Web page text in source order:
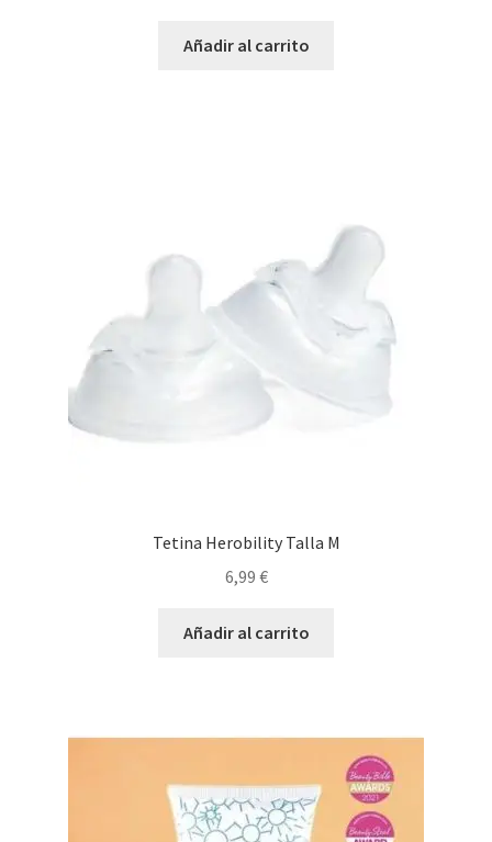
Añadir al carrito
Tetina Herobility Talla M
6,99 €
Añadir al carrito